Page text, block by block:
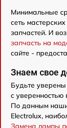
Минимальные
сеть
запчастей. И
запчасть на
сайте -
Знаем свое
Будьте
с уверенностью
По данным
Electrolux,